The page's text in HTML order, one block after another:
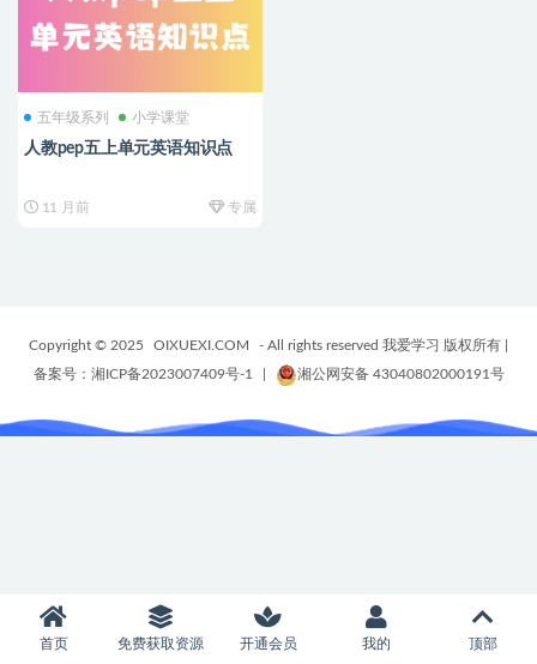
五年级系列 小学课堂
人教pep五上单元英语知识点
11 月前 专属
Copyright © 2025 OIXUEXI.COM - All rights reserved 我爱学习 版权所有
备案号：湘ICP备2023007409号-1
湘公网安备 43040802000191号
首页 免费获取资源 开通会员 我的 顶部